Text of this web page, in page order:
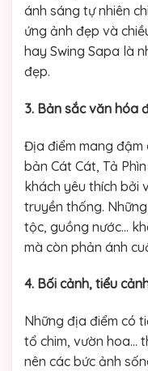
ánh sáng tự nhiên
ứng ảnh đẹp và
hay Swing Sapa là
đẹp.
3. Bản sắc văn hóa
Địa điểm mang
bản Cát Cát, Tả
khách yêu thích bởi
truyền thống.
tộc, guồng nước…
mà còn phản ánh
4. Bối cảnh, tiểu
Những địa điểm có
tổ chim, vườn hoa…
nên các bức ảnh